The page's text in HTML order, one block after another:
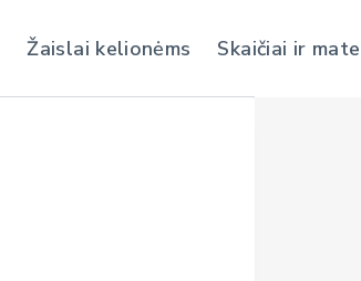
Žaislai kelionėms Skaičiai ir